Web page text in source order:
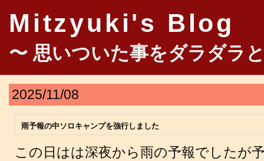
Mitzyuki's Blog
〜 思いついた事をダラダラ
2025/11/08
雨予報の中ソロキャンプを強行しました
この日はは深夜から雨の予報でしたが